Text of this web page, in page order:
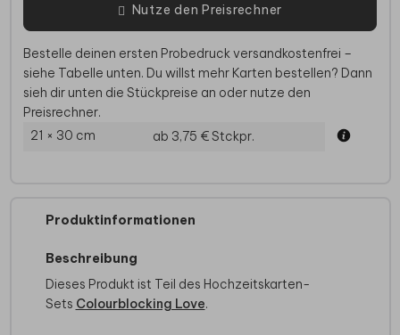
Nutze den Preisrechner
Bestelle deinen ersten Probedruck versandkostenfrei –
siehe Tabelle unten. Du willst mehr Karten bestellen? Dann
sieh dir unten die Stückpreise an oder nutze den
Preisrechner.
21 × 30 cm
ab 3,75 €Stckpr.
Produktinformationen
Beschreibung
Dieses Produkt ist Teil des Hochzeitskarten-
Sets Colourblocking Love.